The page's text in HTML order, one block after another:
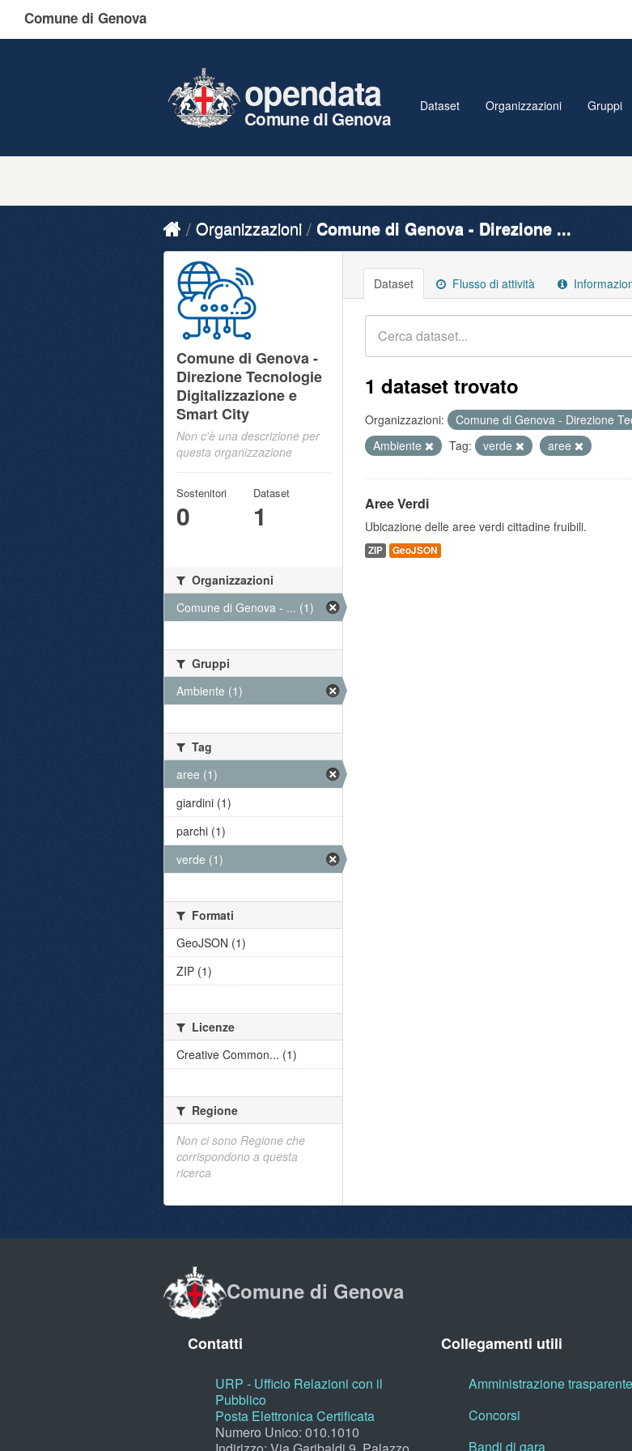
Comune di Genova
opendata
Comune di Genova
Dataset Organizzazioni Gruppi
Organizzazioni Comune di Genova - Direzione ...
Dataset Flusso di attività
1 dataset trovato
Organizzazioni: Comune di Genova - Direzione
Ambiente
Tag: verde aree
Aree Verdi
Ubicazione delle aree verdi cittadine fruibili.
ZIP GeoJSON
Comune di Genova -
Direzione Tecnologie
Digitalizzazione e
Smart City
Non c'è una descrizione per
questa organizzazione
Sostenitori
0
Dataset
1
Organizzazioni
Comune di Genova - ... (1)
Gruppi
Ambiente (1)
Tag
aree (1)
giardini (1)
parchi (1)
verde (1)
Formati
GeoJSON (1)
ZIP (1)
Licenze
Creative Common... (1)
Regione
Non ci sono Regione che
corrispondono a questa
ricerca
Comune di Genova
Contatti
URP - Ufficio Relazioni con il
Pubblico
Posta Elettronica Certificata
Numero Unico: 010.1010
Collegamenti utili
Amministrazione trasparente
Concorsi
Bandi di gara